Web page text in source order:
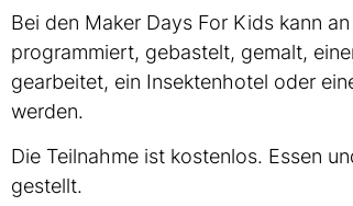
Bei den Maker Days For Kids kann
programmiert, gebastelt, gemalt,
gearbeitet, ein Insektenhotel oder
werden.
Die Teilnahme ist kostenlos. Essen
gestellt.